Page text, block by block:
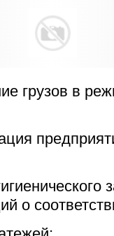
грузов в
о